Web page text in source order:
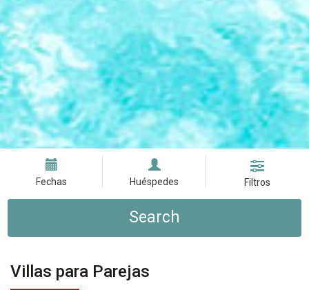
Fechas Huéspedes Filtros
Search
Villas para Parejas